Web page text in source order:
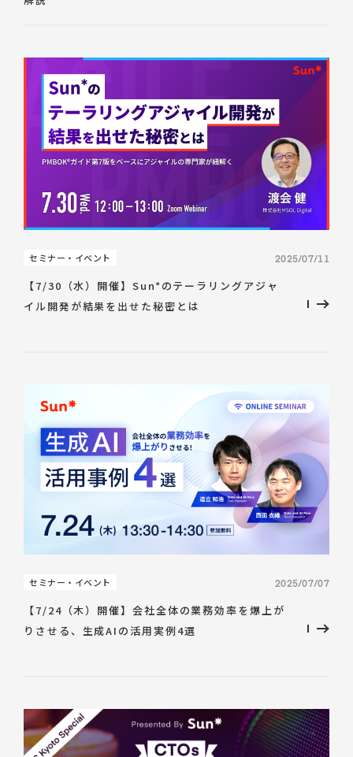
セミナー・イベント 2025/07/11
【7/30（水）開催】Sun*のテーラリングアジャ
イル開発が結果を出せた秘密とは
セミナー・イベント 2025/07/07
【7/24（木）開催】会社全体の業務効率を爆上が
りさせる、生成AIの活用実例4選